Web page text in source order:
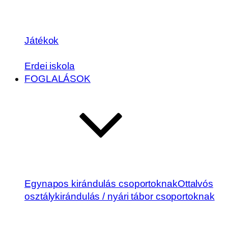
Játékok
Erdei iskola
FOGLALÁSOK
Egynapos kirándulás csoportoknakOttalvós
osztálykirándulás / nyári tábor csoportoknak